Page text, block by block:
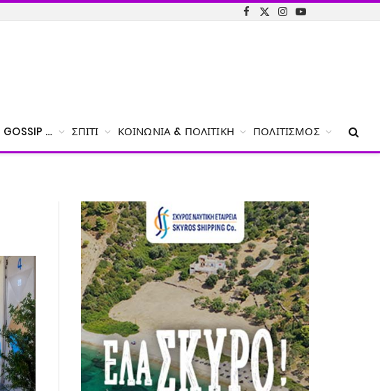
Facebook
X
Instagram
YouTube
GOSSIP … ΣΠΊΤΙ ΚΟΙΝΩΝΊΑ & ΠΟΛΙΤΙΚΉ ΠΟΛΙΤΙΣΜΌΣ